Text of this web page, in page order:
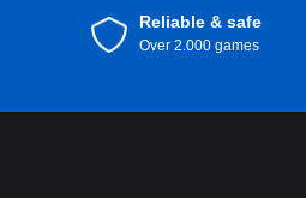
Reliable & safe
Over 2.000 games